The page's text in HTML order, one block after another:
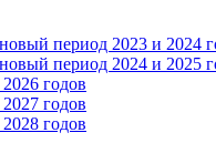
период 2023 и 2024
период 2024 и 2025
годов
годов
годов